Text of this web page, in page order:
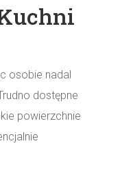
osobie nadal
dostępne
powierzchnie